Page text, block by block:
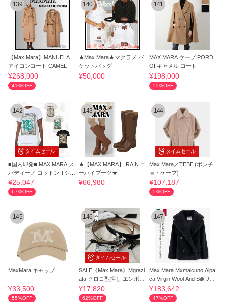
139
【Max Mara】MANUELA
アイコンコート CAMEL
¥268,000
41%OFF
140
★Max Mara★マクラメ バ
ケットバッグ
¥50,000
141
MAX MARA ケープ PORD
OI キャメル コート
¥198,000
55%OFF
タイムセール
142
■国内即発■ MAX MARA ス
パディーノ コットン Tシャ
ツ
¥25,047
67%OFF
143
★【MAX MARA】 RAIN ニ
ーハイブーツ★
¥66,980
タイムセール
144
Max Mara／TEBE (ポンチ
ョ・ケープ)
¥107,187
5%OFF
145
MaxMara キャップ
¥33,500
55%OFF
タイムセール
146
SALE《Max Mara》Mgrazi
ata クロコ型押し エンボス
ベルト 15mm
¥17,820
62%OFF
147
Max Mara Mxmalcuno Alpa
ca Virgin Wool And Silk Jac
ket
¥183,642
47%OFF